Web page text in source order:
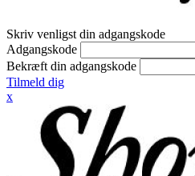
Skriv venligst din adgangskode
Adgangskode
Bekræft din adgangskode
Tilmeld dig
x